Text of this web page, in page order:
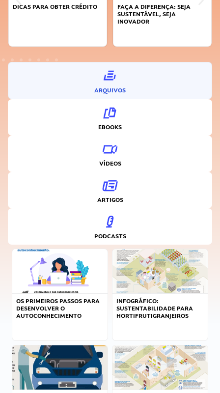
DICAS PARA OBTER CRÉDITO
FAÇA A DIFERENÇA: SEJA
SUSTENTÁVEL, SEJA
INOVADOR
ARQUIVOS
EBOOKS
VÍDEOS
ARTIGOS
PODCASTS
OS PRIMEIROS PASSOS PARA
DESENVOLVER O
AUTOCONHECIMENTO
INFOGRÁFICO:
SUSTENTABILIDADE PARA
HORTIFRUTIGRANJEIROS